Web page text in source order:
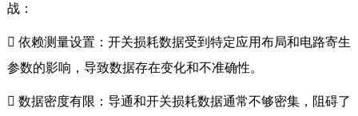
战：
 依赖测量设置：开关损耗数据受到特定应用布局和电路寄生
参数的影响，导致数据存在变化和不准确性。
 数据密度有限：导通和开关损耗数据通常不够密集，阻碍了